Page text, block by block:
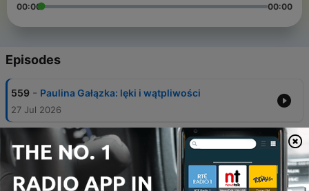
00:00 00:00
Episodes
559 - Paulina Gałązka: lęki i wątpliwości
27 Jul 2026
Wojciech Baranowski. Podniosłem obrączkę i
powiedziałem: od dziś nie piję
20 Jul 2026